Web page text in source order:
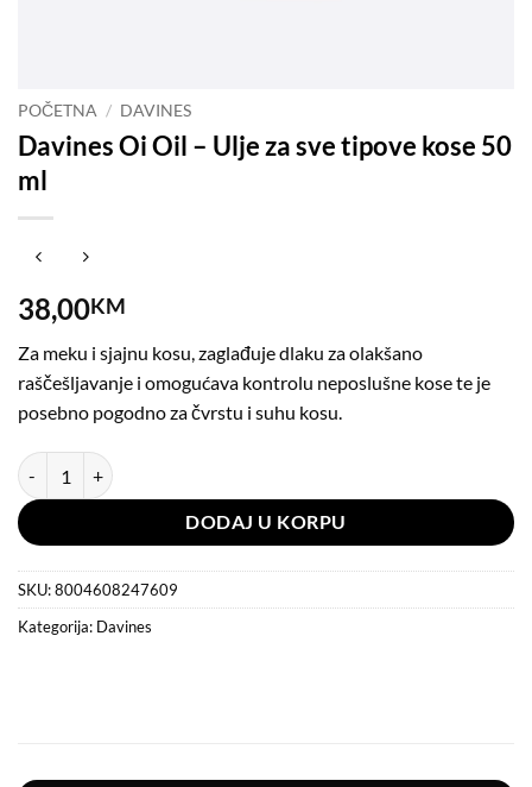
POČETNA / DAVINES
Davines Oi Oil – Ulje za sve tipove kose 50
ml
38,00KM
Za meku i sjajnu kosu, zaglađuje dlaku za olakšano
raščešljavanje i omogućava kontrolu neposlušne kose te je
posebno pogodno za čvrstu i suhu kosu.
Davines Oi Oil - Ulje za sve tipove kose 50 ml količina
DODAJ U KORPU
SKU:8004608247609
Kategorija: Davines